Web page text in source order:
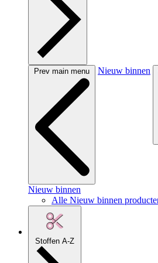
Prev main menu Nieuw binnen
Nieuw binnen
Alle Nieuw binnen
Stoffen A-Z